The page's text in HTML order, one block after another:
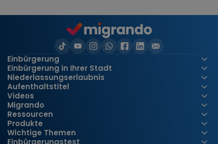
Einbürgerung
Einbürgerung in Ihrer Stadt
Niederlassungserlaubnis
Aufenthaltstitel
Videos
Migrando
Ressourcen
Produkte
Wichtige Themen
Einbürgerungstest